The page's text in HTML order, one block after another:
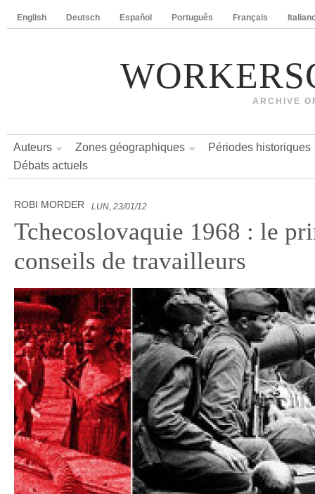
English Deutsch Español Português Français
ARCHIVE
Auteurs Zones géographiques
Périodes historiques
Débats actuels
ROBI MORDER LUN, 23/01/12
Tchecoslovaquie 1968 : le
conseils de travailleurs